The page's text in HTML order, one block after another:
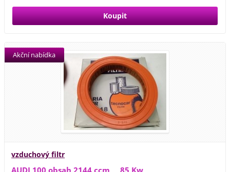
vzduchový filtr
Akční nabídka